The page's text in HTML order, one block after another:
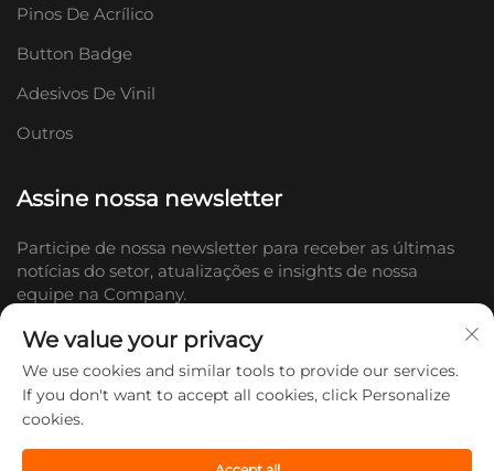
Pinos De Acrílico
Button Badge
Adesivos De Vinil
Outros
Assine nossa newsletter
Participe de nossa newsletter para receber as últimas
notícias do setor, atualizações e insights de nossa
equipe na Company.
Ltd. Todos os direitos reservados. -
We value your privacy
We use cookies and similar tools to provide our services.
If you don't want to accept all cookies, click Personalize
cookies.